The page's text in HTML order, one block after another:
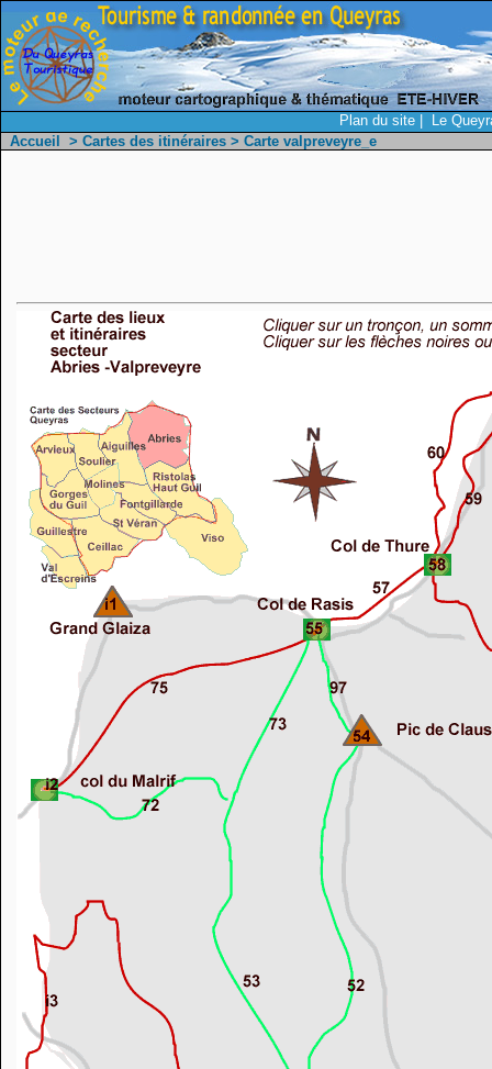
Plan du site
Le
Accueil
> Cartes des itinéraires > Carte valpreveyre_e